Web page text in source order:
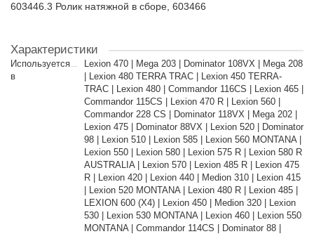
603446.3 Ролик натяжной в сборе, 603466
Характеристики
Используется
в
Lexion 470 | Mega 203 | Dominator 108VX | Mega 208
| Lexion 480 TERRA TRAC | Lexion 450 TERRA-
TRAC | Lexion 480 | Commandor 116CS | Lexion 465 |
Commandor 115CS | Lexion 470 R | Lexion 560 |
Commandor 228 CS | Dominator 118VX | Mega 202 |
Lexion 475 | Dominator 88VX | Lexion 520 | Dominator
98 | Lexion 510 | Lexion 585 | Lexion 560 MONTANA |
Lexion 550 | Lexion 580 | Lexion 575 R | Lexion 580 R
AUSTRALIA | Lexion 570 | Lexion 485 R | Lexion 475
R | Lexion 420 | Lexion 440 | Medion 310 | Lexion 415
| Lexion 520 MONTANA | Lexion 480 R | Lexion 485 |
LEXION 600 (X4) | Lexion 450 | Medion 320 | Lexion
530 | Lexion 530 MONTANA | Lexion 460 | Lexion 550
MONTANA | Commandor 114CS | Dominator 88 |